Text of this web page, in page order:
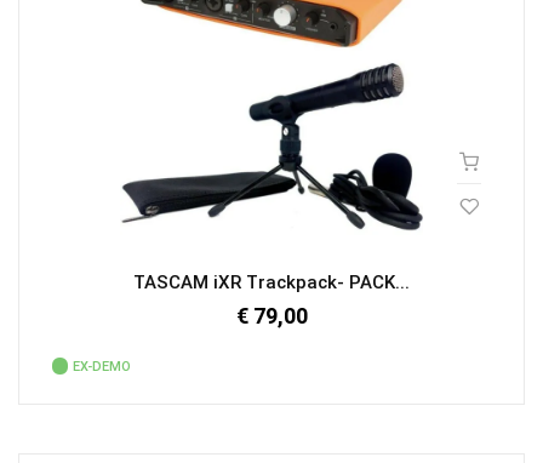
TASCAM iXR Trackpack- PACK...
€ 79,00
EX-DEMO